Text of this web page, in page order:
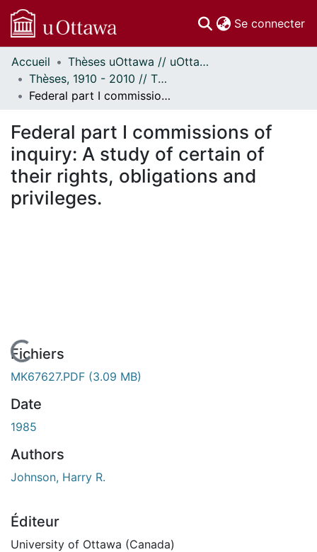
Se connecter
Communautés
et collections
Parcourir
À propos
Accueil
Thèses uOttawa // uOttawa Theses
Thèses, 1910 - 2010 // Theses, 1910 - 2010
Federal part I commissions of inquiry: A study of certain of their rights, obligations and privileges.
Federal part I commissions of
inquiry: A study of certain of
their rights, obligations and
privileges.
En cours de chargement...
Fichiers
MK67627.PDF (3.09 MB)
Date
1985
Authors
Johnson, Harry R.
Éditeur
University of Ottawa (Canada)